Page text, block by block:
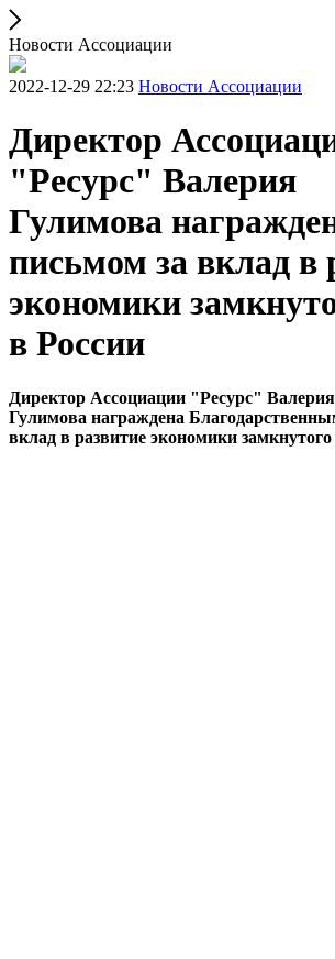
Новости Ассоциации
2022-12-29 22:23 Новости Ассоциации
Директор
"Ресурс" Валерия
Гулимова
письмом за вклад в
экономики
в России
Директор Ассоциации "Ресурс" Валерия
Гулимова награждена
вклад в развитие экономики